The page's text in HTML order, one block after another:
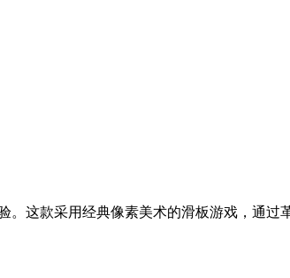
这款采用经典像素美术的滑板游戏，通